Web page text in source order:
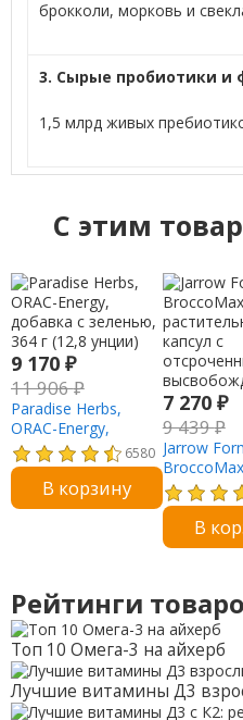
брокколи, морковь и
3. Сырые пробиотики и
1,5 млрд живых
C этим
9 170 ₽
11 906₽
Paradise Herbs,
ORAC-Energy,
добавка с зеленью,
364 г (12,8 унции)
6580
В корзину
7 270 ₽
9 439₽
Jarrow
капсул с
В
Рейтинги
Топ 10 Омега-3 на айхерб
Лучшие витамины Д3